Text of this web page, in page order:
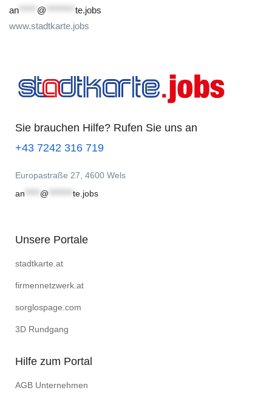
an
@
te.jobs
www.stadtkarte.jobs
Sie brauchen Hilfe? Rufen Sie uns an
+43 7242 316 719
Europastraße 27, 4600 Wels
an
@ te.jobs
Unsere Portale
stadtkarte.at
firmennetzwerk.at
sorglospage.com
3D Rundgang
Hilfe zum Portal
AGB Unternehmen